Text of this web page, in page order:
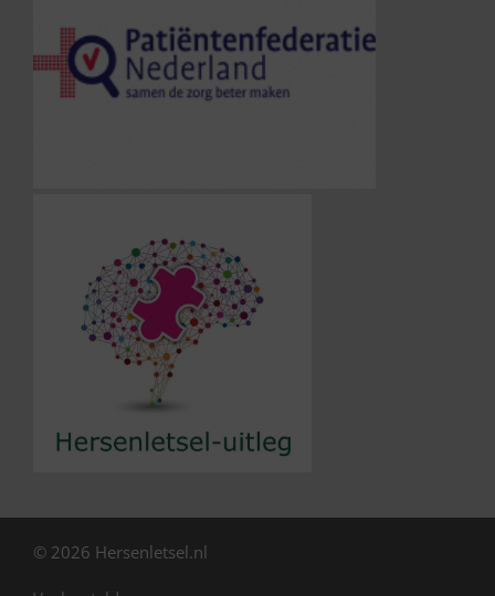
© 2026 Hersenletsel.nl